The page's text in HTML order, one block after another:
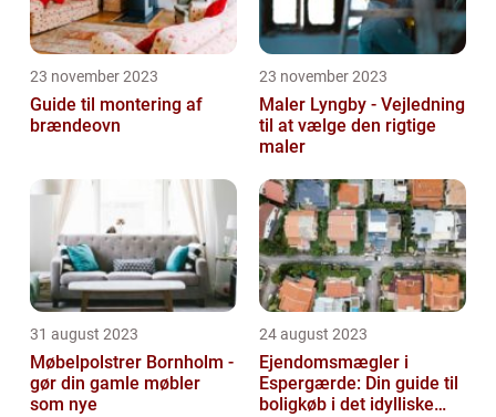
23 november 2023
Guide til montering af
brændeovn
23 november 2023
Maler Lyngby - Vejledning
til at vælge den rigtige
maler
31 august 2023
Møbelpolstrer Bornholm -
gør din gamle møbler
som nye
24 august 2023
Ejendomsmægler i
Espergærde: Din guide til
boligkøb i det idylliske